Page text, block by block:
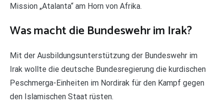
Mission „Atalanta“ am Horn von Afrika.
Was macht die Bundeswehr im Irak?
Mit der Ausbildungsunterstützung der Bundeswehr im
Irak wollte die deutsche Bundesregierung die kurdischen
Peschmerga-Einheiten im Nordirak für den Kampf gegen
den Islamischen Staat rüsten.